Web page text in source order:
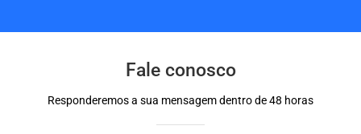
Fale conosco
Responderemos a sua mensagem dentro de 48 horas